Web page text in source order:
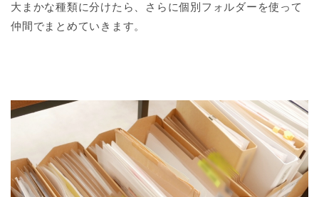
大まかな種類に分けたら、さらに個別フォルダーを使って
仲間でまとめていきます。